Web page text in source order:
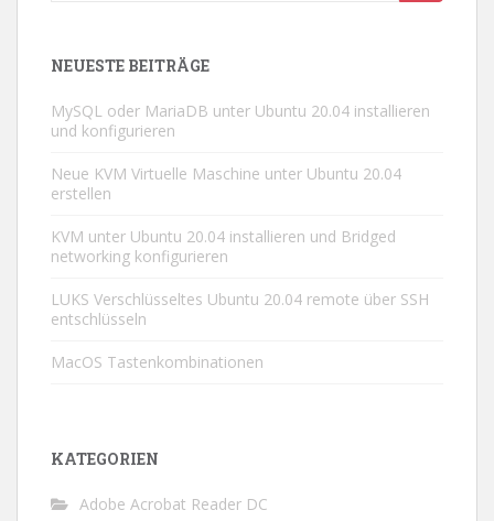
NEUESTE BEITRÄGE
MySQL oder MariaDB unter Ubuntu 20.04 installieren
und konfigurieren
Neue KVM Virtuelle Maschine unter Ubuntu 20.04
erstellen
KVM unter Ubuntu 20.04 installieren und Bridged
networking konfigurieren
LUKS Verschlüsseltes Ubuntu 20.04 remote über SSH
entschlüsseln
MacOS Tastenkombinationen
KATEGORIEN
Adobe Acrobat Reader DC